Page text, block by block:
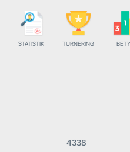
STATISTIK TURNERING
4338